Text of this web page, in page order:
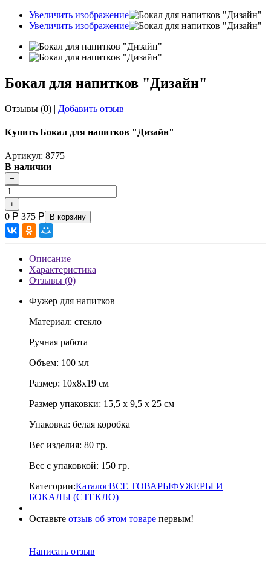
Увеличить изображение
Увеличить изображение
Бокал для напитков "Дизайн"
Отзывы (0) | Добавить отзыв
Купить Бокал для напитков "Дизайн"
Артикул: 8775
В наличии
0 Р 375 Р В корзину
Описание
Характеристика
Отзывы (0)
Фужер для напитков
Материал: стекло
Ручная работа
Объем: 100 мл
Размер: 10х8х19 см
Размер упаковки: 15,5 х 9,5 х 25 см
Упаковка: белая коробка
Вес изделия: 80 гр.
Вес с упаковкой: 150 гр.
Категории:КаталогВСЕ ТОВАРЫФУЖЕРЫ И
БОКАЛЫ (СТЕКЛО)
Оставьте отзыв об этом товаре первым!
Написать отзыв